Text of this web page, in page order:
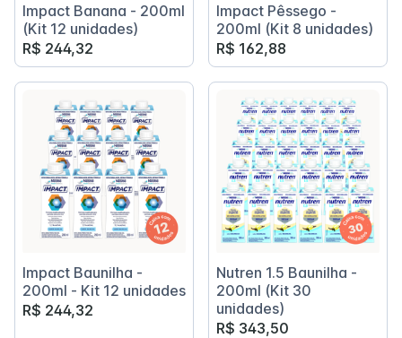
Impact Banana - 200ml
(Kit 12 unidades)
R$ 244,32
Impact Pêssego -
200ml (Kit 8 unidades)
R$ 162,88
Impact Baunilha -
200ml - Kit 12 unidades
R$ 244,32
Nutren 1.5 Baunilha -
200ml (Kit 30
unidades)
R$ 343,50